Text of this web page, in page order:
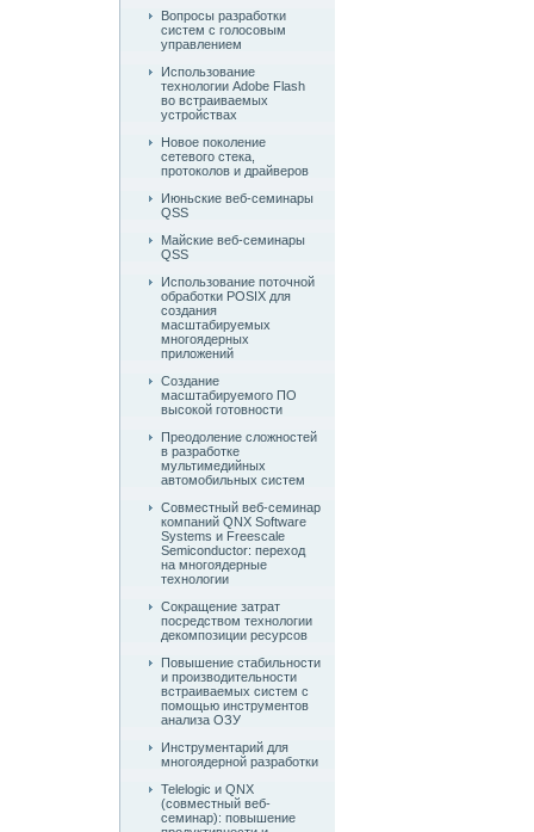
Вопросы разработки
систем с голосовым
управлением
Использование
технологии Adobe Flash
во встраиваемых
устройствах
Новое поколение
сетевого стека,
протоколов и драйверов
Июньские веб-семинары
QSS
Майские веб-семинары
QSS
Использование поточной
обработки POSIX для
создания
масштабируемых
многоядерных
приложений
Создание
масштабируемого ПО
высокой готовности
Преодоление сложностей
в разработке
мультимедийных
автомобильных систем
Совместный веб-семинар
компаний QNX Software
Systems и Freescale
Semiconductor: переход
на многоядерные
технологии
Сокращение затрат
посредством технологии
декомпозиции ресурсов
Повышение стабильности
и производительности
встраиваемых систем с
помощью инструментов
анализа ОЗУ
Инструментарий для
многоядерной разработки
Telelogic и QNX
(совместный веб-
семинар): повышение